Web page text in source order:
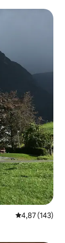
4,87 de uma
4,87 (143)